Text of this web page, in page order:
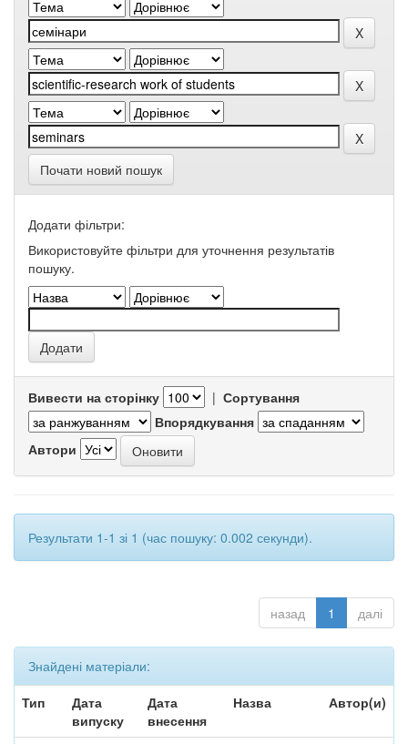
Почати новий пошук
Додати фільтри:
Використовуйте фільтри для уточнення результатів
пошуку.
Вивести на сторінку | Сортування
Впорядкування
Автори
Результати 1-1 зі 1 (час пошуку: 0.002 секунди).
назад 1 далі
Знайдені матеріали:
Тип
Дата
випуску
Дата
внесення
Назва Автор(и)